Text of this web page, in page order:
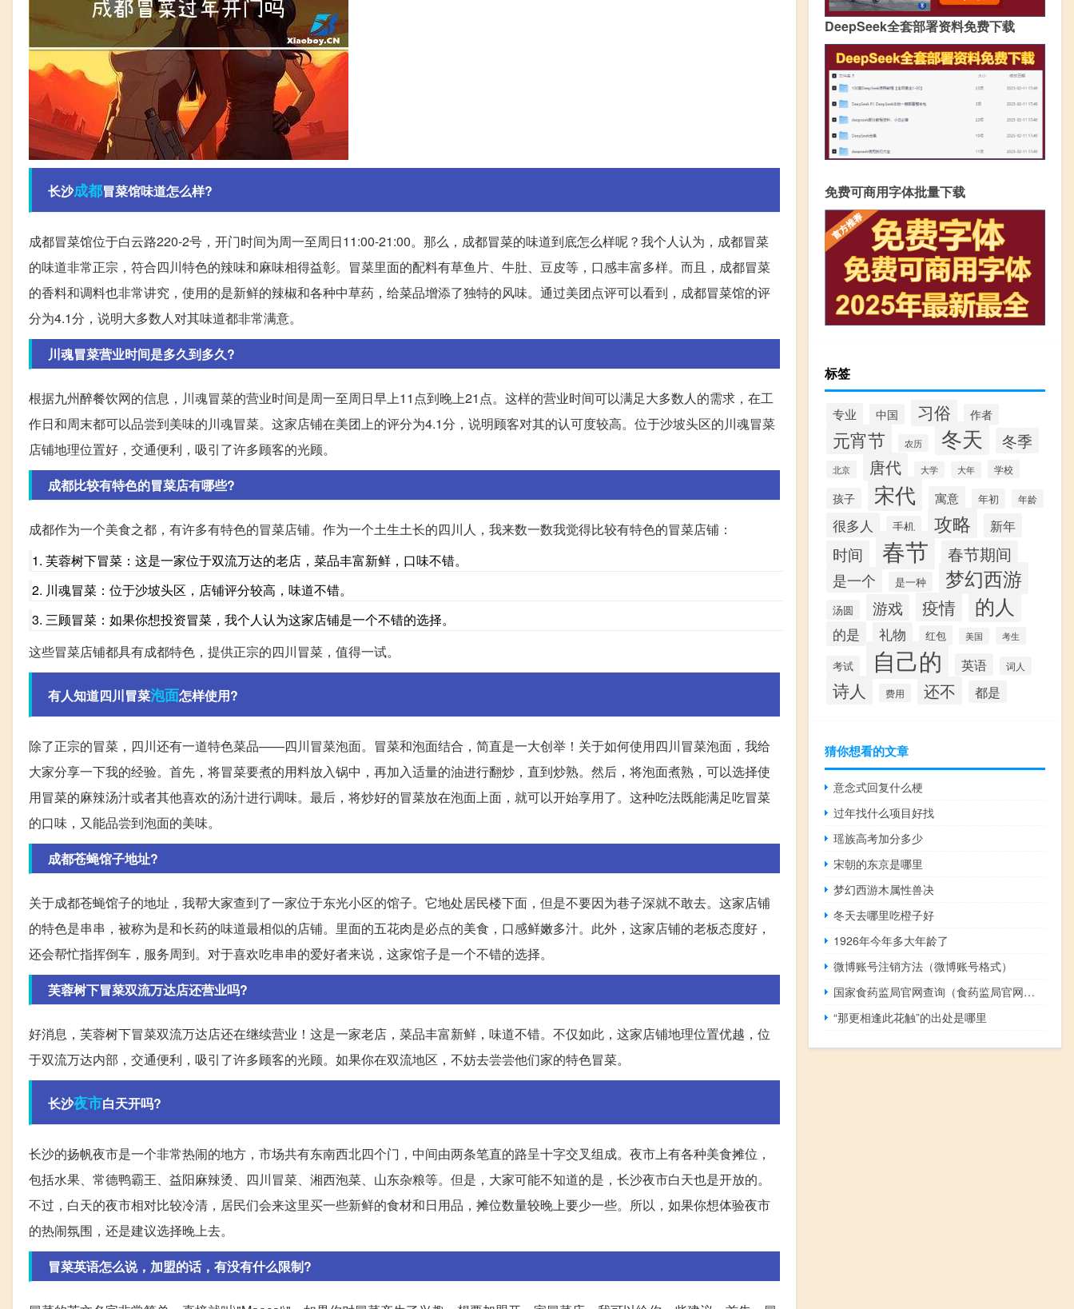
长沙成都冒菜馆味道怎么样?
成都冒菜馆位于白云路220-2号，开门时间为周一至周日11:00-21:00。那么，成都冒菜的味道到底怎么样呢？我个人认为，成都冒菜
的味道非常正宗，符合四川特色的辣味和麻味相得益彰。冒菜里面的配料有草鱼片、牛肚、豆皮等，口感丰富多样。而且，成都冒菜
的香料和调料也非常讲究，使用的是新鲜的辣椒和各种中草药，给菜品增添了独特的风味。通过美团点评可以看到，成都冒菜馆的评
分为4.1分，说明大多数人对其味道都非常满意。
川魂冒菜营业时间是多久到多久?
根据九州醉餐饮网的信息，川魂冒菜的营业时间是周一至周日早上11点到晚上21点。这样的营业时间可以满足大多数人的需求，在工
作日和周末都可以品尝到美味的川魂冒菜。这家店铺在美团上的评分为4.1分，说明顾客对其的认可度较高。位于沙坡头区的川魂冒菜
店铺地理位置好，交通便利，吸引了许多顾客的光顾。
成都比较有特色的冒菜店有哪些?
成都作为一个美食之都，有许多有特色的冒菜店铺。作为一个土生土长的四川人，我来数一数我觉得比较有特色的冒菜店铺：
1. 芙蓉树下冒菜：这是一家位于双流万达的老店，菜品丰富新鲜，口味不错。
2. 川魂冒菜：位于沙坡头区，店铺评分较高，味道不错。
3. 三顾冒菜：如果你想投资冒菜，我个人认为这家店铺是一个不错的选择。
这些冒菜店铺都具有成都特色，提供正宗的四川冒菜，值得一试。
有人知道四川冒菜泡面怎样使用?
除了正宗的冒菜，四川还有一道特色菜品——四川冒菜泡面。冒菜和泡面结合，简直是一大创举！关于如何使用四川冒菜泡面，我给
大家分享一下我的经验。首先，将冒菜要煮的用料放入锅中，再加入适量的油进行翻炒，直到炒熟。然后，将泡面煮熟，可以选择使
用冒菜的麻辣汤汁或者其他喜欢的汤汁进行调味。最后，将炒好的冒菜放在泡面上面，就可以开始享用了。这种吃法既能满足吃冒菜
的口味，又能品尝到泡面的美味。
成都苍蝇馆子地址?
关于成都苍蝇馆子的地址，我帮大家查到了一家位于东光小区的馆子。它地处居民楼下面，但是不要因为巷子深就不敢去。这家店铺
的特色是串串，被称为是和长药的味道最相似的店铺。里面的五花肉是必点的美食，口感鲜嫩多汁。此外，这家店铺的老板态度好，
还会帮忙指挥倒车，服务周到。对于喜欢吃串串的爱好者来说，这家馆子是一个不错的选择。
芙蓉树下冒菜双流万达店还营业吗?
好消息，芙蓉树下冒菜双流万达店还在继续营业！这是一家老店，菜品丰富新鲜，味道不错。不仅如此，这家店铺地理位置优越，位
于双流万达内部，交通便利，吸引了许多顾客的光顾。如果你在双流地区，不妨去尝尝他们家的特色冒菜。
长沙夜市白天开吗?
长沙的扬帆夜市是一个非常热闹的地方，市场共有东南西北四个门，中间由两条笔直的路呈十字交叉组成。夜市上有各种美食摊位，
包括水果、常德鸭霸王、益阳麻辣烫、四川冒菜、湘西泡菜、山东杂粮等。但是，大家可能不知道的是，长沙夜市白天也是开放的。
不过，白天的夜市相对比较冷清，居民们会来这里买一些新鲜的食材和日用品，摊位数量较晚上要少一些。所以，如果你想体验夜市
的热闹氛围，还是建议选择晚上去。
冒菜英语怎么说，加盟的话，有没有什么限制?
DeepSeek全套部署资料免费下载
免费可商用字体批量下载
标签
专业 中国 习俗 作者
元宵节 农历 冬天 冬季
北京 唐代 大学 大年 学校
孩子 宋代 寓意 年初 年龄
很多人 手机 攻略 新年
时间 春节 春节期间
是一个 是一种 梦幻西游
汤圆 游戏 疫情 的人
的是 礼物 红包 美国 考生
考试 自己的 英语 词人
诗人 费用 还不 都是
猜你想看的文章
意念式回复什么梗
过年找什么项目好找
瑶族高考加分多少
宋朝的东京是哪里
梦幻西游木属性兽决
冬天去哪里吃橙子好
1926年今年多大年龄了
微博账号注销方法（微博账号格式）
国家食药监局官网查询（食药监局官网查询系统）
“那更相逢此花触”的出处是哪里